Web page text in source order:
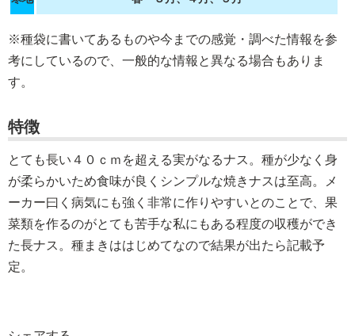
※種袋に書いてあるものや今までの感覚・調べた情報を参
考にしているので、一般的な情報と異なる場合もありま
す。
特徴
とても長い４０ｃｍを超える実がなるナス。種が少なく身
が柔らかいため食味が良くシンプルな焼きナスは至高。メ
ーカー曰く病気にも強く非常に作りやすいとのことで、果
菜類を作るのがとても苦手な私にもある程度の収穫ができ
た長ナス。種まきははじめてなので結果が出たら記載予
定。